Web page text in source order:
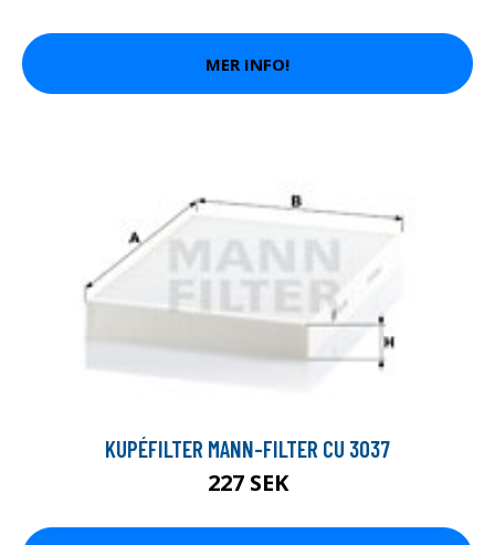
MER INFO!
KUPÉFILTER MANN-FILTER CU 3037
227 SEK